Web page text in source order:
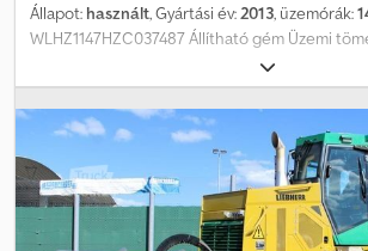
Állapot: használt, Gyártási év:2013, üzemórák:
WLHZ1147HZC037487 Állítható gém Üzemi
Gyártási év: 2013 - Üzemóra: 14.369 h
Tolatókamera Ülésfűtés GPS előkészítés
felül Tankoló szivattyú ----Lánctalp - 600 mm
szélessége: kb. 2.980 mm Hidraulika
adapterhez/-dönthető kanálhoz/-röghöz/-
kalapácsműködtetéshez Állítható gém 4.200
Acgrs Eof Kanálkar 3.100 mm Központi
Munkaeszközök: Schnellwechsler SWA 48